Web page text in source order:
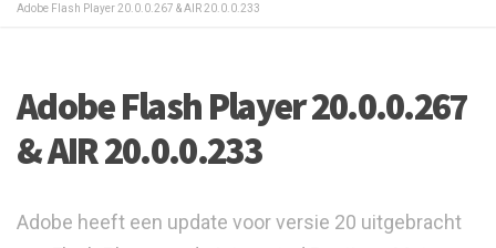
Adobe Flash Player 20.0.0.267 & AIR 20.0.0.233
Adobe Flash Player 20.0.0.267
& AIR 20.0.0.233
Adobe heeft een update voor versie 20 uitgebracht